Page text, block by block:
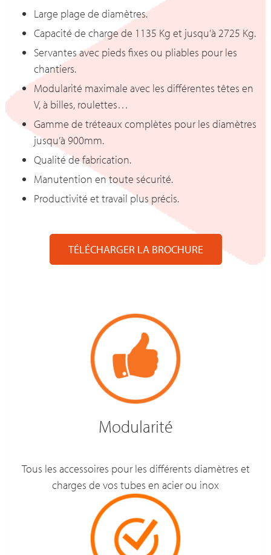
Large plage de diamètres.
Capacité de charge de 1135 Kg et jusqu’à 2725 Kg.
Servantes avec pieds fixes ou pliables pour les
chantiers.
Modularité maximale avec les différentes têtes en
V, à billes, roulettes…
Gamme de tréteaux complètes pour les diamètres
jusqu’à 900mm.
Qualité de fabrication.
Manutention en toute sécurité.
Productivité et travail plus précis.
TÉLÉCHARGER LA BROCHURE
Modularité
Tous les accessoires pour les différents diamètres et
charges de vos tubes en acier ou inox